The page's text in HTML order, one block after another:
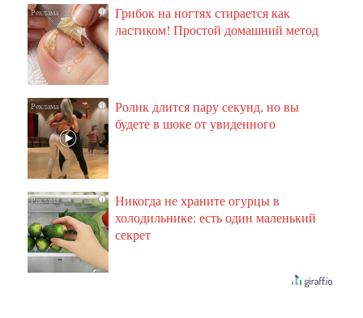
i
Грибок на ногтях стирается как
ластиком! Простой домашний метод
i
Ролик длится пару секунд, но вы
будете в шоке от увиденного
i
Никогда не храните огурцы в
холодильнике: есть один маленький
секрет